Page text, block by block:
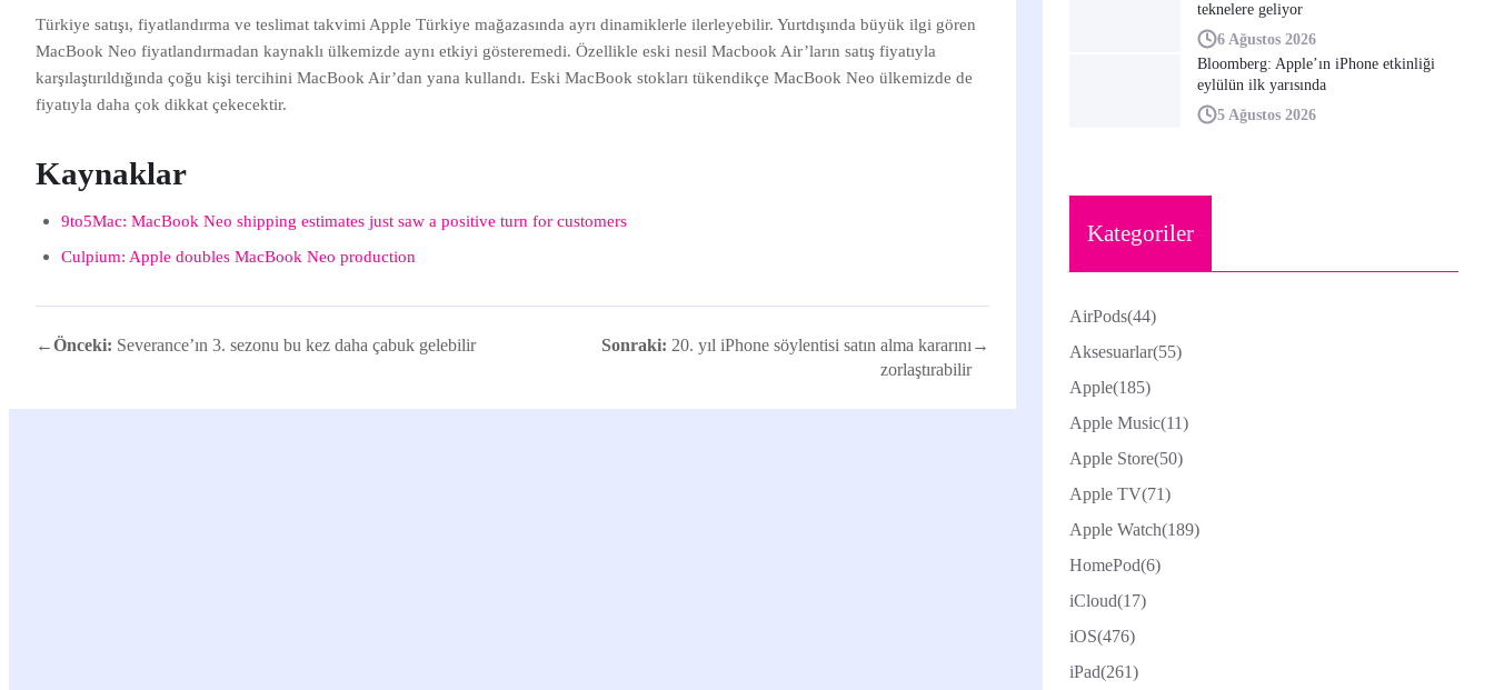
Türkiye satışı, fiyatlandırma ve teslimat takvimi Apple Türkiye mağazasında ayrı dinamiklerle ilerleyebilir. Yurtdışında büyük ilgi gören
MacBook Neo fiyatlandırmadan kaynaklı ülkemizde aynı etkiyi gösteremedi. Özellikle eski nesil Macbook Air’ların satış fiyatıyla
karşılaştırıldığında çoğu kişi tercihini MacBook Air’dan yana kullandı. Eski MacBook stokları tükendikçe MacBook Neo ülkemizde de
fiyatıyla daha çok dikkat çekecektir.
Kaynaklar
9to5Mac: MacBook Neo shipping estimates just saw a positive turn for customers
Culpium: Apple doubles MacBook Neo production
←Önceki: Severance’ın 3. sezonu bu kez daha çabuk gelebilir Sonraki: 20. yıl iPhone söylentisi satın alma kararını
zorlaştırabilir
→
teknelere geliyor
6 Ağustos 2026
Bloomberg: Apple’ın iPhone etkinliği
eylülün ilk yarısında
5 Ağustos 2026
Kategoriler
AirPods(44)
Aksesuarlar(55)
Apple(185)
Apple Music(11)
Apple Store(50)
Apple TV(71)
Apple Watch(189)
HomePod(6)
iCloud(17)
iOS(476)
iPad(261)